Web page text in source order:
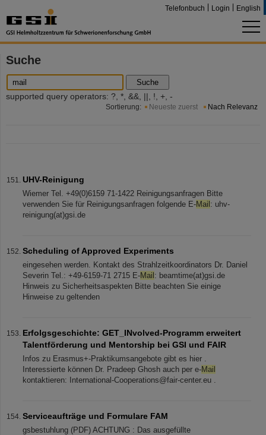
Telefonbuch Login English
Suche
Suche
supported query operators: ?, *, &&, ||, !, +, -
Sortierung: Neueste zuerst Nach Relevanz
UHV-Reinigung
Wiemer Tel. +49(0)6159 71-1422 Reinigungsanfragen Bitte
verwenden Sie für Reinigungsanfragen folgende E-Mail : uhv-
reinigung(at)gsi.de
Scheduling of Approved Experiments
eingesehen werden. Kontakt des Strahlzeitkoordinators Dr. Daniel
Severin Tel.: +49-6159-71 2715 E-Mail : beamtime(at)gsi.de
Hinweis zu Sicherheitsaspekten Bitte beachten Sie einige
Hinweise zu geltenden
Erfolgsgeschichte: GET_INvolved-Programm erweitert
Talentförderung und Mentorship bei GSI und FAIR
Infos zu Erasmus+-Praktikumsangebote gibt es hier .
Interessierte können Dr. Pradeep Ghosh auch per e-Mail
kontaktieren: International-Cooperations@fair-center.eu .
Serviceaufträge und Formulare FAM
gsbestuhlung (PDF) ACHTUNG : Das ausgefüllte